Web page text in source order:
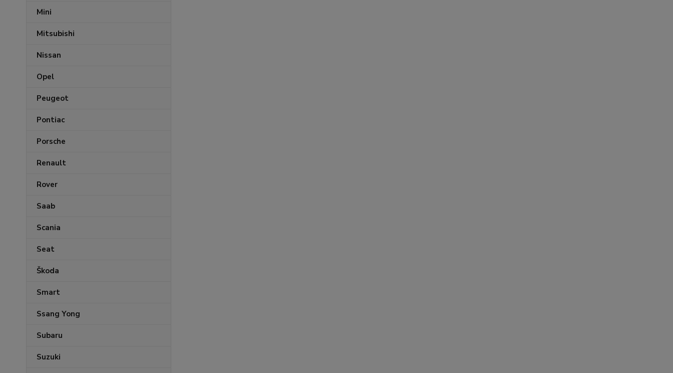
Mini
Mitsubishi
Nissan
Opel
Peugeot
Pontiac
Porsche
Renault
Rover
Saab
Scania
Seat
Škoda
Smart
Ssang Yong
Subaru
Suzuki